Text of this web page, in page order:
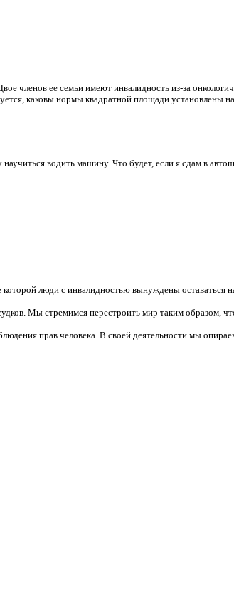
ее семьи имеют инвалидность из-за
каковы нормы квадратной площади установлены
водить машину. Что будет, если я сдам в
люди с инвалидностью вынуждены
Мы стремимся перестроить мир таким образом,
прав человека. В своей деятельности мы